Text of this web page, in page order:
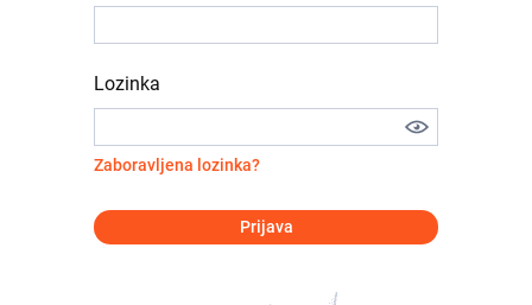
Lozinka
Zaboravljena lozinka?
Prijava